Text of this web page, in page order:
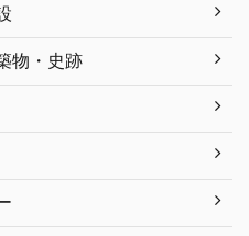
物・史跡